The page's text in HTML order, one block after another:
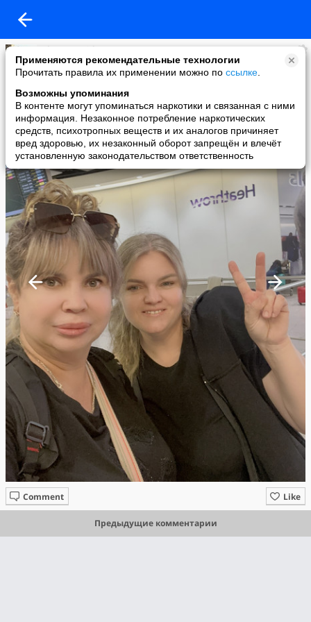
Применяются рекомендательные технологии
Прочитать правила их применении можно по ссылке
Возможны упоминания
В контенте могут упоминаться наркотики и связанная с ними
информация. Незаконное потребление наркотических
средств, психотропных веществ и их аналогов причиняет
вред здоровью, их незаконный оборот запрещён и влечёт
установленную законодательством ответственность
Alena Demidova
added a photo
22 Jul в 20:52
Like
Comment
Предыдущие комментарии